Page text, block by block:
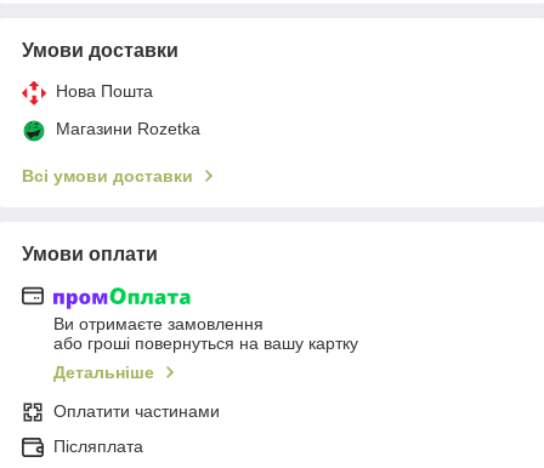
Умови доставки
Нова Пошта
Магазини Rozetka
Всі умови доставки
Умови оплати
Ви отримаєте замовлення
або гроші повернуться на вашу картку
Детальніше
Оплатити частинами
Післяплата